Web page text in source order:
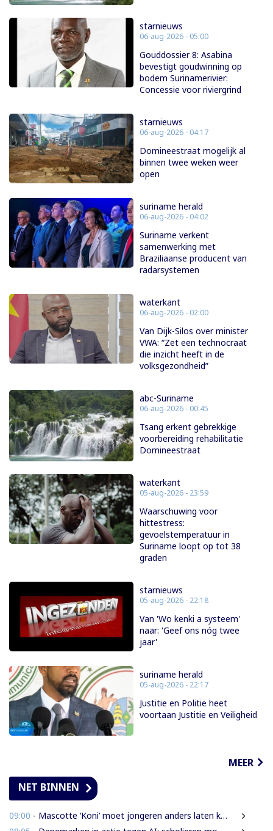
starnieuws
06-aug-2026 - 05:00
Gouddossier 8: Asabina
bevestigt goudwinning op
bodem Surinamerivier:
Concessie voor riviergrind
starnieuws
06-aug-2026 - 04:17
Domineestraat mogelijk al
binnen twee weken weer
open
suriname herald
06-aug-2026 - 04:02
Suriname verkent
samenwerking met
Braziliaanse producent van
radarsystemen
waterkant
06-aug-2026 - 02:00
Van Dijk-Silos over minister
VWA: “Zet een technocraat
die inzicht heeft in de
volksgezondheid”
abc-Suriname
06-aug-2026 - 00:45
Tsang erkent gebrekkige
voorbereiding rehabilitatie
Domineestraat
waterkant
05-aug-2026 - 23:59
Waarschuwing voor
hittestress:
gevoelstemperatuur in
Suriname loopt op tot 38
graden
starnieuws
05-aug-2026 - 22:18
Van 'Wo kenki a systeem'
naar: 'Geef ons nóg twee
jaar'
suriname herald
05-aug-2026 - 22:17
Justitie en Politie heet
voortaan Justitie en Veiligheid
MEER
NET BINNEN
09:00 - Mascotte ‘Koni’ moet jongeren anders laten kijken naar Surinaamse houtsector